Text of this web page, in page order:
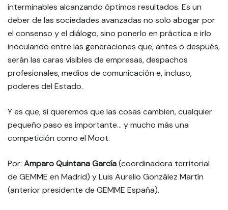
interminables alcanzando óptimos resultados. Es un
deber de las sociedades avanzadas no solo abogar por
el consenso y el diálogo, sino ponerlo en práctica e irlo
inoculando entre las generaciones que, antes o después,
serán las caras visibles de empresas, despachos
profesionales, medios de comunicación e, incluso,
poderes del Estado.
Y es que, si queremos que las cosas cambien, cualquier
pequeño paso es importante… y mucho más una
competición como el Moot.
Por: Amparo Quintana García(coordinadora territorial
de GEMME en Madrid) y Luis Aurelio González Martín
(anterior presidente de GEMME España).